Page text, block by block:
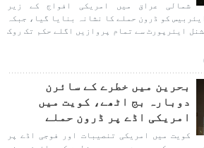
شمالی عراق میں امریکی افواج کے زیر
کو ڈرون حملے کا نشانہ بنایا گیا، جبکہ
ایئرپورٹ سے تمام پروازیں اگلے حکم تک روک
بحرین میں خطرے کے سائرن
دوبارہ بج اٹھے، کویت میں
امریکی اڈے پر ڈرون حملے
کویت میں امریکی تنصیبات اور فوجی اڈے پر